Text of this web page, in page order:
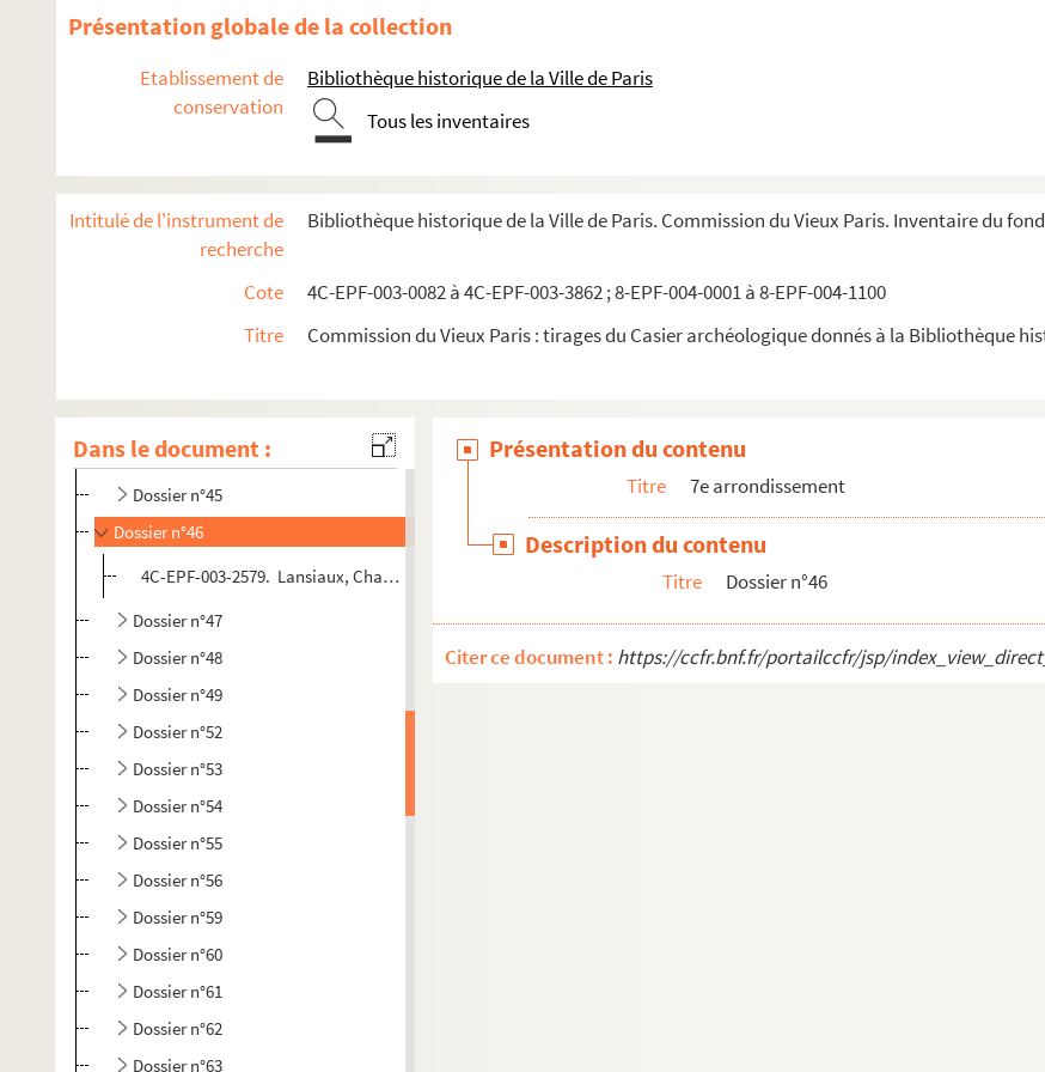
Présentation globale de la collection
Etablissement de
conservation
Bibliothèque historique de la Ville de Paris
Tous les inventaires
Intitulé de l'instrument de
recherche
Bibliothèque historique de la Ville de Paris. Commission du Vieux Paris. Inventaire du
Cote
4C-EPF-003-0082 à 4C-EPF-003-3862 ; 8-EPF-004-0001 à 8-EPF-004-1100
Titre
Commission du Vieux Paris : tirages du Casier archéologique donnés à la Bibliothèque
Dans le document :
Dossier n°32
Dossier n°34
Dossier n°38
Dossier n°39
Dossier n°44
Dossier n°44 bis
Dossier n°45
Dossier n°46
4C-EPF-003-2579. Lansiaux, Charles (Photographe) Paris. 84, rue de Grenelle. La porte
Dossier n°47
Dossier n°48
Dossier n°49
Dossier n°52
Dossier n°53
Dossier n°54
Dossier n°55
Dossier n°56
Dossier n°59
Dossier n°60
Dossier n°61
Dossier n°62
Dossier n°63
Présentation du contenu
Titre 7e arrondissement
Description du contenu
Titre Dossier n°46
Citer ce document : https://ccfr.bnf.fr/portailccfr/jsp/